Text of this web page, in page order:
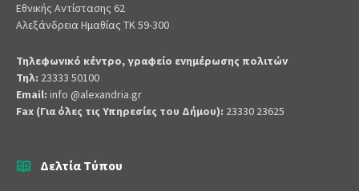
Εθνικής Αντίστασης 62
Αλεξάνδρεια Ημαθίας ΤΚ 59-300
Τηλεφωνικό κέντρο, γραφείο ενημέρωσης πολιτών
Τηλ: 23333 50100
Email: info @alexandria.gr
Fax (Για όλες τις Υπηρεσίες του Δήμου): 23330 23625
Δελτία Τύπου